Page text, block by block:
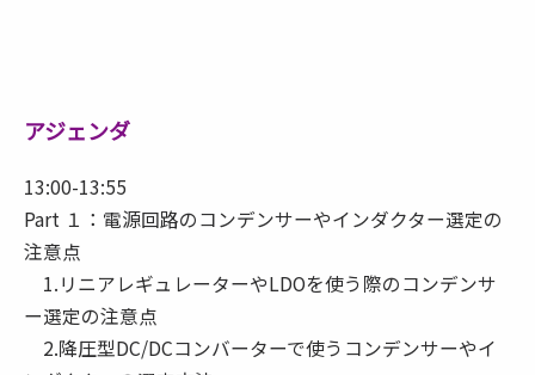
アジェンダ
13:00-13:55
Part １：電源回路のコンデンサーやインダクター選定の
注意点
1.リニアレギュレーターやLDOを使う際のコンデンサ
ー選定の注意点
2.降圧型DC/DCコンバーターで使うコンデンサーやイ